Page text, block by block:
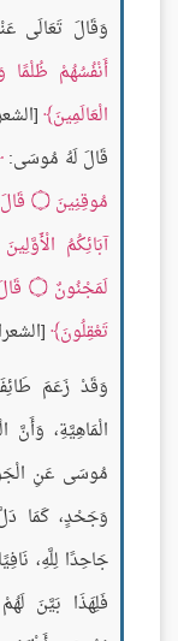
وَقَالَ تَعَالَى
أَنْفُسُهُمْ ظُلْمًا
الْعَالَمِينَ
قَالَ لَهُ مُوسَى:
مُوقِنِينَ۝
آبَائِكُمُ الْأَوَّلِينَ
لَمَجْنُونٌ ۝
تَعْقِلُونَ
وَقَدْ زَعَمَ
الْمَاهِيَّةِ،
مُوسَى عَنِ
وَجَحْدٍ، كَمَا
جَاحِدًا لِلَّهِ،
فَلِهَذَا بَيَّنَ